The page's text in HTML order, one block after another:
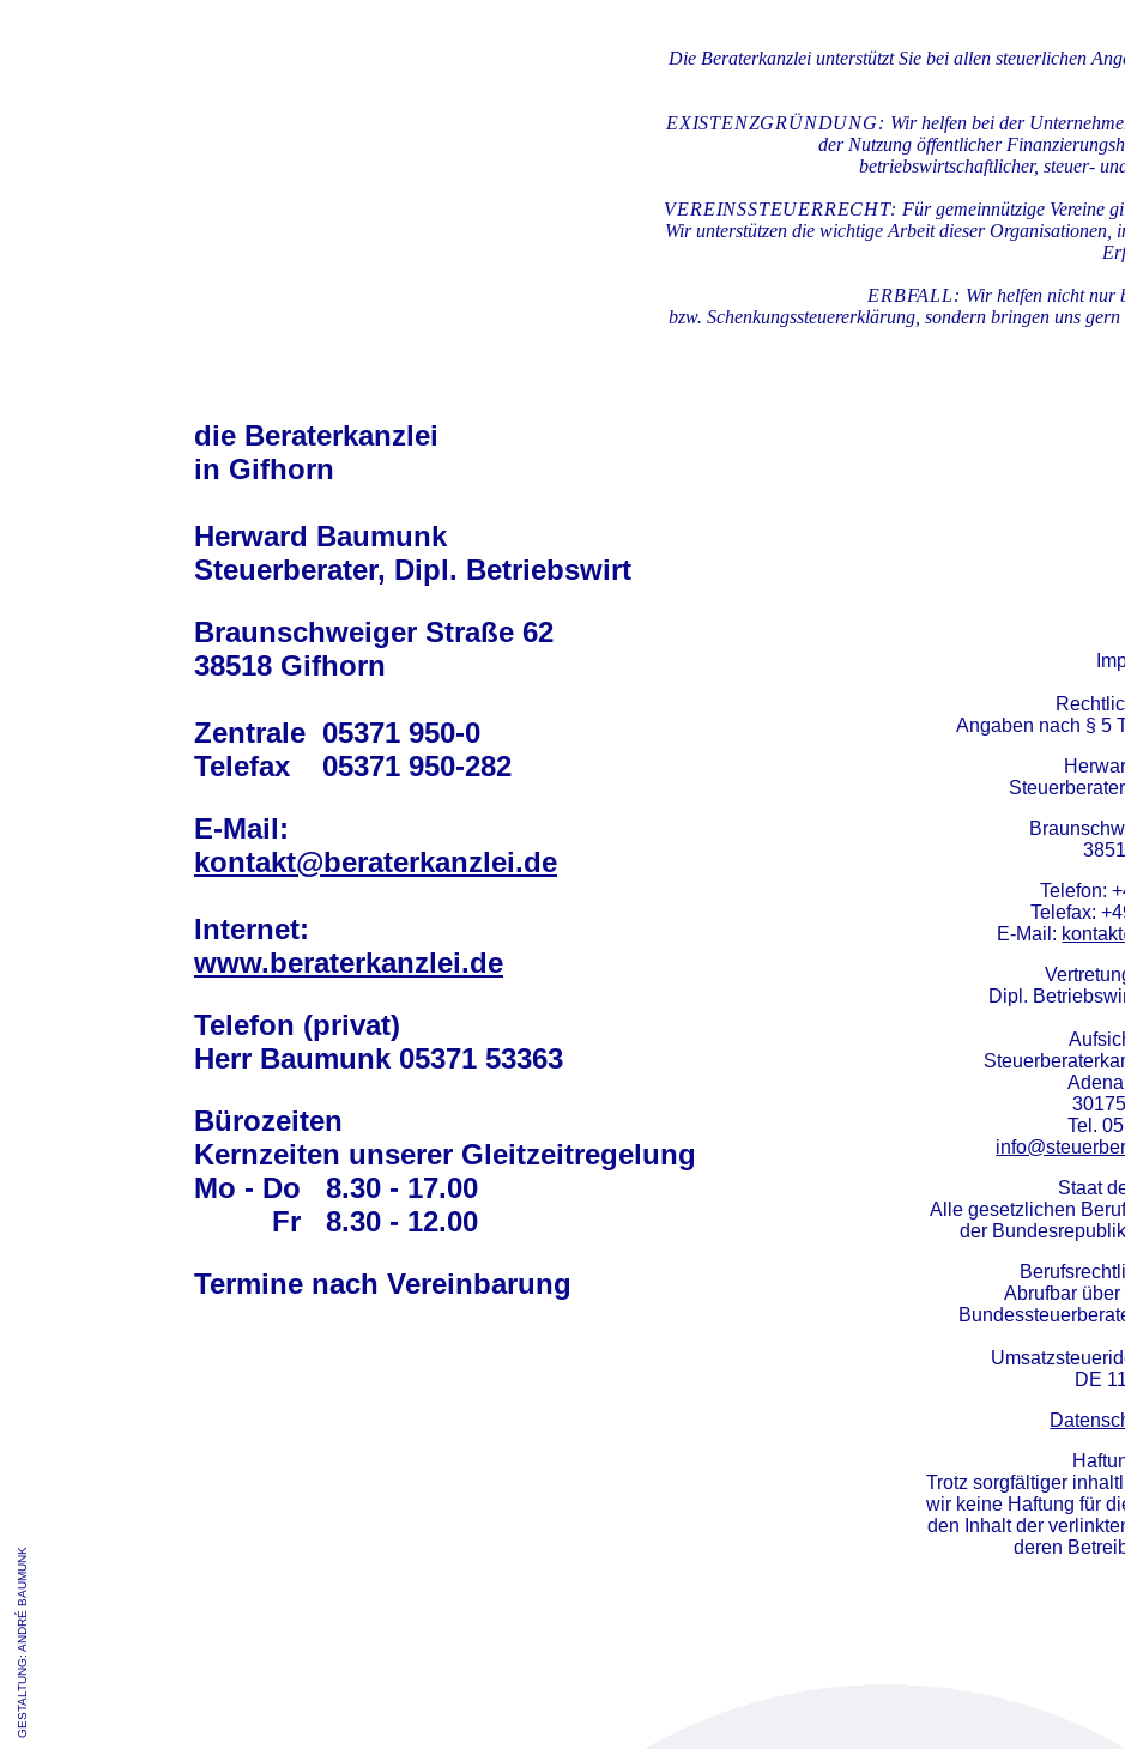
Die Beraterkanzlei unterstützt Sie bei allen steuerlichen
EXISTENZGRÜNDUNG: Wir helfen bei der
der Nutzung öffentlicher
betriebswirtschaftlicher, steuer-
VEREINSSTEUERRECHT: Für gemeinnützige Vereine
Wir unterstützen die wichtige Arbeit dieser Organisationen,
ERBFALL: Wir helfen nicht nur
bzw. Schenkungssteuererklärung, sondern bringen uns
die Beraterkanzlei
in Gifhorn
Herward Baumunk
Steuerberater, Dipl. Betriebswirt
Braunschweiger Straße 62
38518 Gifhorn
Zentrale 05371 950-0
Telefax
05371 950-282
E-Mail:
kontakt@beraterkanzlei.de
Internet:
www.beraterkanzlei.de
Telefon (privat)
Herr Baumunk 05371 53363
Bürozeiten
Kernzeiten unserer Gleitzeitregelung
Mo - Do 8.30 - 17.00
Fr 8.30 - 12.00
Termine nach Vereinbarung
Angaben nach § 5
Telefon:
Telefax:
E-Mail:
Dipl.
Tel.
Staat
Alle gesetzlichen
der
Abrufbar
DE
Trotz sorgfältiger
wir keine Haftung für
den Inhalt der
deren
GESTALTUNG: ANDRÉ BAUMUNK